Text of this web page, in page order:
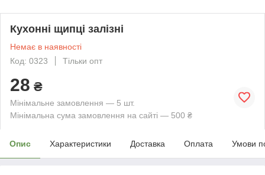
Кухонні щипці залізні
Немає в наявності
Код: 0323
Тільки опт
28 ₴
Мінімальне замовлення — 5 шт.
Мінімальна сума замовлення на сайті — 500 ₴
Опис Характеристики Доставка Оплата Умови